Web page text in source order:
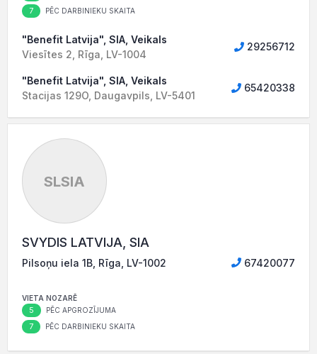
7 PĒC DARBINIEKU SKAITA
"Benefit Latvija", SIA, Veikals
Viesītes 2, Rīga, LV-1004
29256712
"Benefit Latvija", SIA, Veikals
Stacijas 129O, Daugavpils, LV-5401
65420338
SLSIA
SVYDIS LATVIJA, SIA
Pilsoņu iela 1B, Rīga, LV-1002 67420077
VIETA NOZARĒ
5 PĒC APGROZĪJUMA
7 PĒC DARBINIEKU SKAITA